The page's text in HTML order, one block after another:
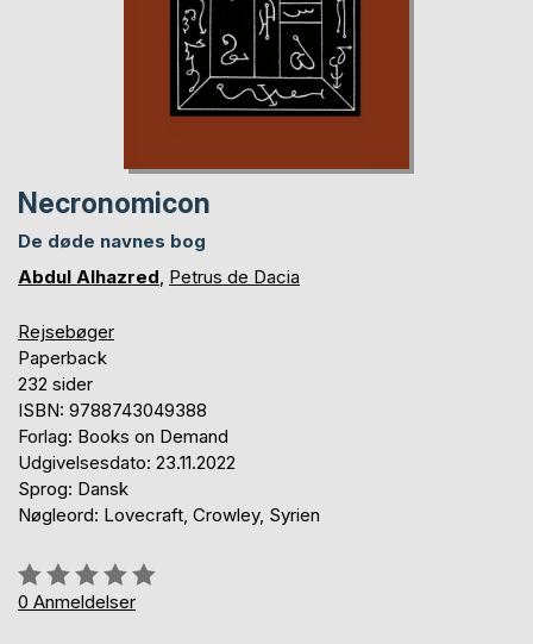
Necronomicon
De døde navnes bog
Abdul Alhazred, Petrus de Dacia
Rejsebøger
Paperback
232 sider
ISBN: 9788743049388
Forlag: Books on Demand
Udgivelsesdato: 23.11.2022
Sprog: Dansk
Nøgleord: Lovecraft, Crowley, Syrien
Anmeldelse::
0%
0 Anmeldelser